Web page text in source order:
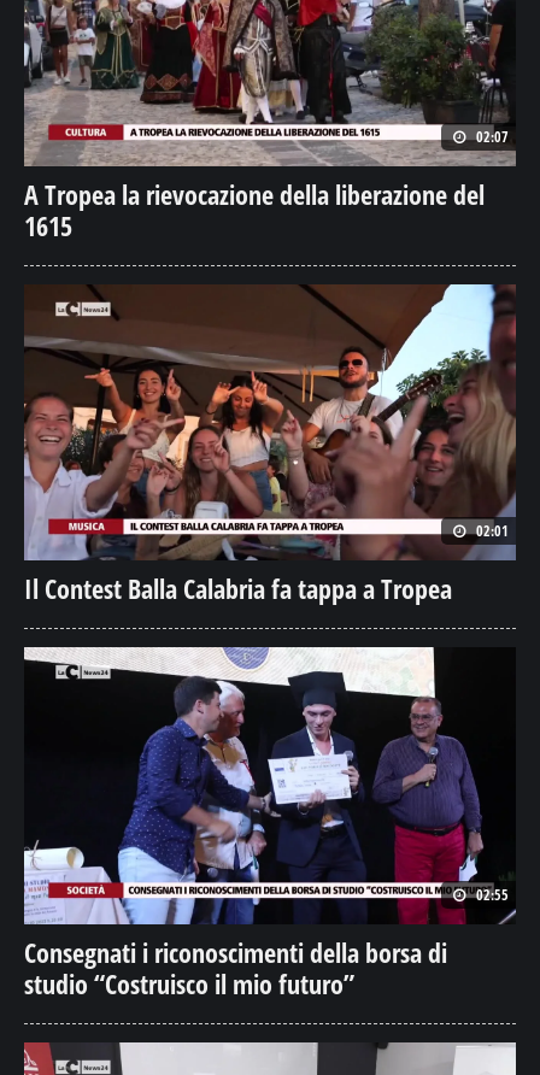
02:07
A Tropea la rievocazione della liberazione del
1615
02:01
Il Contest Balla Calabria fa tappa a Tropea
02:55
Consegnati i riconoscimenti della borsa di
studio “Costruisco il mio futuro”